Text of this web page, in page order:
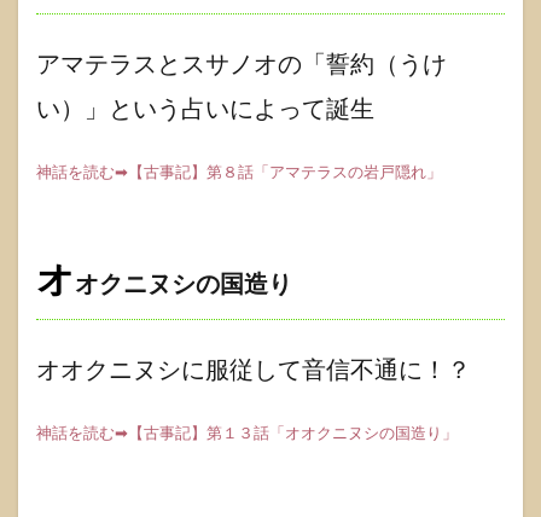
アマテラスとスサノオの「誓約（うけ
い）」という占いによって誕生
神話を読む➡【古事記】第８話「アマテラスの岩戸隠れ」
オオクニヌシの国造り
オオクニヌシに服従して音信不通に！？
神話を読む➡【古事記】第１３話「オオクニヌシの国造り」